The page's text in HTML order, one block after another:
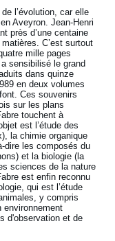
l’évolution, car elle
Aveyron. Jean-Henri
près d’une centaine
C’est surtout
mille pages
sensibilisé le grand
dans quinze
en deux volumes
Ces souvenirs
sur les plans
touchent à
est l’étude des
la chimie organique
dire les composés du
et la biologie (la
sciences de la nature
est enfin reconnu
qui est l’étude
y compris
environnement
d'observation et de